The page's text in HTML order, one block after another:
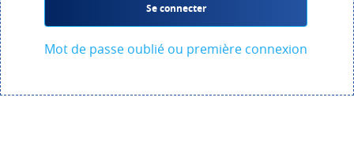
Se connecter
Mot de passe oublié ou première connexion